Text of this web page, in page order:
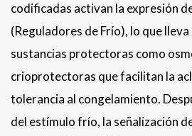
codificadas activan la expresión
(Reguladores de Frío), lo que
sustancias protectoras como
crioprotectoras que facilitan la
tolerancia al congelamiento.
del estímulo frío, la señalización